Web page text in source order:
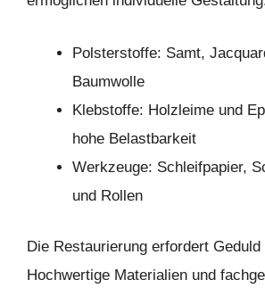
Polsterstoffe: Samt,
Baumwolle
Klebstoffe: Holzleime und
hohe Belastbarkeit
Werkzeuge: Schleifpapier,
und Rollen
Die Restaurierung erfordert
Hochwertige Materialien und